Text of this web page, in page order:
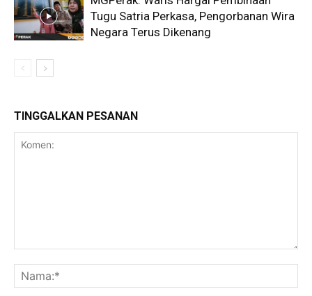
Tugu Satria Perkasa, Pengorbanan Wira
Negara Terus Dikenang
TINGGALKAN PESANAN